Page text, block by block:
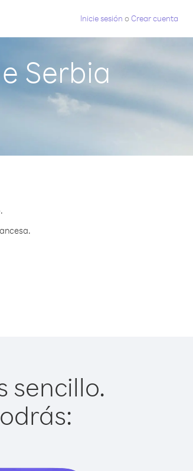
Inicie sesión oCrear cuenta
Serbia
sencillo.